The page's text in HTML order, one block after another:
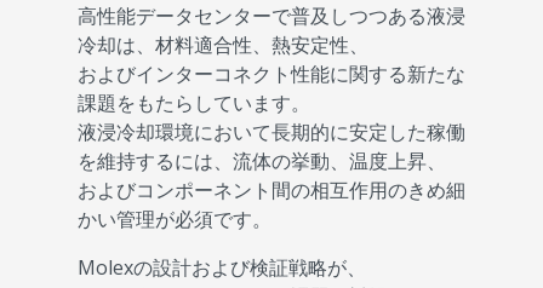
高性能データセンターで普及しつつある液浸
冷却は、材料適合性、熱安定性、
およびインターコネクト性能に関する新たな
課題をもたらしています。
液浸冷却環境において長期的に安定した稼働
を維持するには、流体の挙動、温度上昇、
およびコンポーネント間の相互作用のきめ細
かい管理が必須です。
Molexの設計および検証戦略が、